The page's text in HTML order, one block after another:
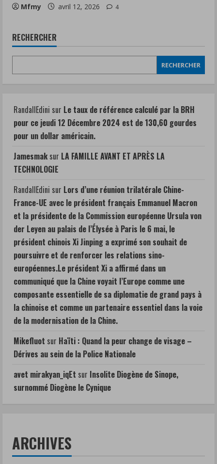
Mfmy avril 12, 2026 4
RECHERCHER
RECHERCHER
RandallEdini sur Le taux de référence calculé par la BRH
pour ce jeudi 12 Décembre 2024 est de 130,60 gourdes
pour un dollar américain.
Jamesmak sur LA FAMILLE AVANT ET APRÈS LA
TECHNOLOGIE
RandallEdini sur Lors d’une réunion trilatérale Chine-
France-UE avec le président français Emmanuel Macron
et la présidente de la Commission européenne Ursula von
der Leyen au palais de l’Élysée à Paris le 6 mai, le
président chinois Xi Jinping a exprimé son souhait de
poursuivre et de renforcer les relations sino-
européennes.Le président Xi a affirmé dans un
communiqué que la Chine voyait l’Europe comme une
composante essentielle de sa diplomatie de grand pays à
la chinoise et comme un partenaire essentiel dans la voie
de la modernisation de la Chine.
Mikefluot sur Haïti : Quand la peur change de visage –
Dérives au sein de la Police Nationale
avet mirakyan_iqEt sur Insolite Diogène de Sinope,
surnommé Diogène le Cynique
ARCHIVES